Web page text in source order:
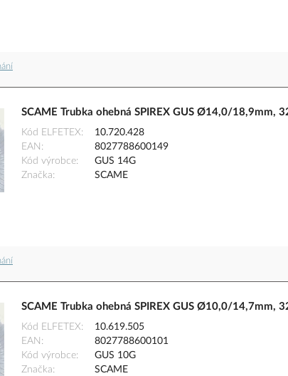
SCAME Trubka ohebná SPIREX GUS Ø14,0/18,9mm,
Kód ELFETEX
10.720.428
EAN
8027788600149
Kód výrobce
GUS 14G
Značka
SCAME
SCAME Trubka ohebná SPIREX GUS Ø10,0/14,7mm,
Kód ELFETEX
10.619.505
EAN
8027788600101
Kód výrobce
GUS 10G
Značka
SCAME